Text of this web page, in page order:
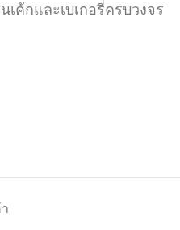
เค้กและเบเกอรี่ครบวงจร